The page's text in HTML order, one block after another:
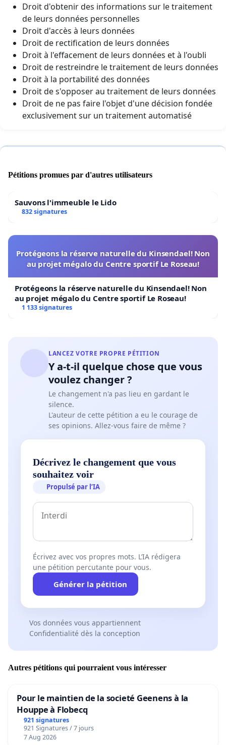
Droit d'obtenir des informations sur le traitement
de leurs données personnelles
Droit d'accès à leurs données
Droit de rectification de leurs données
Droit à l'effacement de leurs données et à l'oubli
Droit de restreindre le traitement de leurs données
Droit à la portabilité des données
Droit de s'opposer au traitement de leurs données
Droit de ne pas faire l'objet d'une décision fondée
exclusivement sur un traitement automatisé
Pétitions promues par d'autres utilisateurs
Sauvons l'immeuble le Lido
832 signatures
Protégeons la réserve naturelle du Kinsendael! Non
au projet mégalo du Centre sportif Le Roseau!
Protégeons la réserve naturelle du Kinsendael! Non
au projet mégalo du Centre sportif Le Roseau!
1 133 signatures
LANCEZ VOTRE PROPRE PÉTITION
Y a-t-il quelque chose que vous
voulez changer ?
Le changement n'a pas lieu en gardant le
silence.
L'auteur de cette pétition a eu le courage de
ses opinions. Allez-vous faire de même ?
Décrivez le changement que vous
souhaitez voir
Propulsé par l’IA
Écrivez avec vos propres mots. L’IA rédigera
une pétition percutante pour vous.
Générer la pétition
Vos données vous appartiennent
Confidentialité dès la conception
Autres pétitions qui pourraient vous intéresser
Pour le maintien de la societé Geenens à la
Houppe à Flobecq
921 signatures
921 Signatures / 7 jours
7 Aug 2026